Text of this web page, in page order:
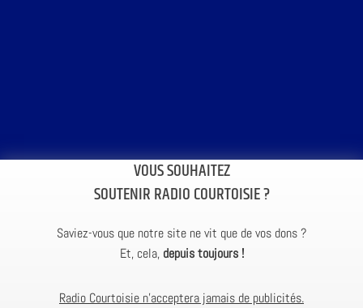
VOUS SOUHAITEZ
SOUTENIR RADIO COURTOISIE ?
Saviez-vous que notre site ne vit que de vos dons ?
Et, cela, depuis toujours !
Radio Courtoisie n’acceptera jamais de publicités.